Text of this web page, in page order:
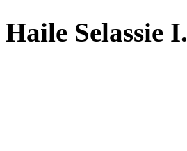
Haile Selassie I.